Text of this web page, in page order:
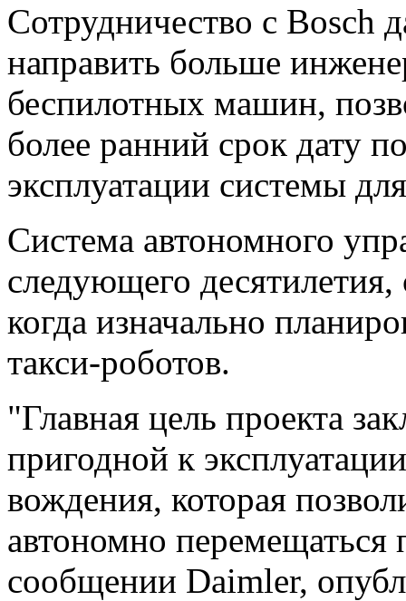
Сотрудничество с Bosch
направить больше
беспилотных машин,
более ранний срок дату
эксплуатации системы
Система автономного
следующего
когда изначально
такси-роботов.
"Главная цель проекта
пригодной к
вождения, которая
автономно перемещаться
сообщении Daimler,